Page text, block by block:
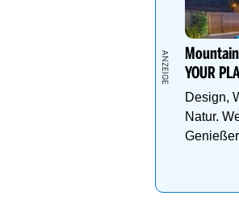
YOUR
Design,
Natur.